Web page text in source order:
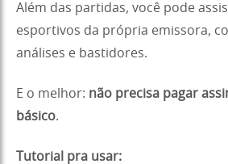
Além das partidas, você pode
esportivos da própria emissora,
análises e bastidores.
E o melhor: não precisa pagar
básico.
Tutorial pra usar: